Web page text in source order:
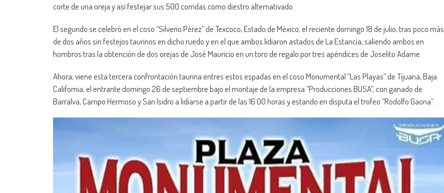
corte de una oreja y así festejar sus 500 corridas como diestro alternativado.
El segundo se celebró en el coso “Silverio Pérez” de Texcoco, Estado de México, el reciente domingo 18 de julio, tras poco más
de dos años sin festejos taurinos en dicho ruedo y en el que ambos lidiaron astados de La Estancia, saliendo ambos en
hombros tras la obtención de dos orejas de José Mauricio en un toro de regalo por tres apéndices de Joselito Adame.
Ahora, viene esta tercera confrontación taurina entres estos espadas en el coso Monumental “Las Playas” de Tijuana, Baja
California, el entrante domingo 26 de septiembre bajo el montaje de la empresa “Producciones BUSA”, con ganado de
Barralva, Campo Hermoso y San Isidro a lidiarse a partir de las 16:00 horas y estando en disputa el trofeo “Rodolfo Gaona”.